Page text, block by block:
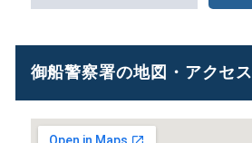
御船警察署の地図・アクセス